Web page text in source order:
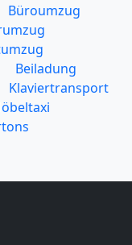
Büroumzug
Beiladung
Klaviertransport